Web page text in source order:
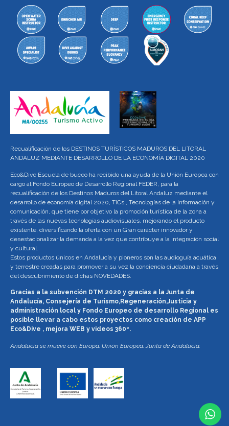
Recualificación de los DESTINOS TURÍSTICOS MADUROS DEL LITORAL
ANDALUZ MEDIANTE DESARROLLO DE LA ECONOMÍA DIGITAL 2020
Eco&Dive Escuela de buceo ha recibido una ayuda de la Unión Europea con
cargo al Fondo Europeo de Desarrollo Regional FEDER, para la
recualificación de los Destinos Maduros del Litoral Andaluz mediante el
desarrollo de economía digital 2020, TICs , Tecnologías de la Información y
comunicación, que tiene por objetivo la promoción turística de la zona a
través de las nuevas tecnologías audiovisuales, mejorando el producto
existente, diversificando la oferta con un Gran carácter innovador y
desestacionalizar la demanda a la vez que contribuye a la integración social
y cultural.
Estos productos únicos en Andalucía y pioneros son las audioguía acuática
y terrestre creadas para promover a su vez la conciencia ciudadana a través
del descubrimiento de dichas NOVEDADES.
Gracias a la subvención DTM 2020 y gracias a la Junta de
Andalucía, Consejería de Turismo,Regeneración,Justicia y
administración local y Fondo Europeo de desarrollo Regional es
posible llevar a cabo estos proyectos como creación de APP
Eco&Dive , mejora WEB y videos 360º.
Andalucía se mueve con Europa. Unión Europea. Junta de Andalucía.